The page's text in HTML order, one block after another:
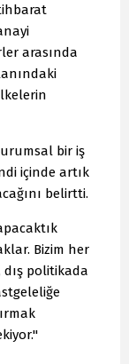
arasında
bir iş
içinde artık
belirtti.
Bizim her
politikada